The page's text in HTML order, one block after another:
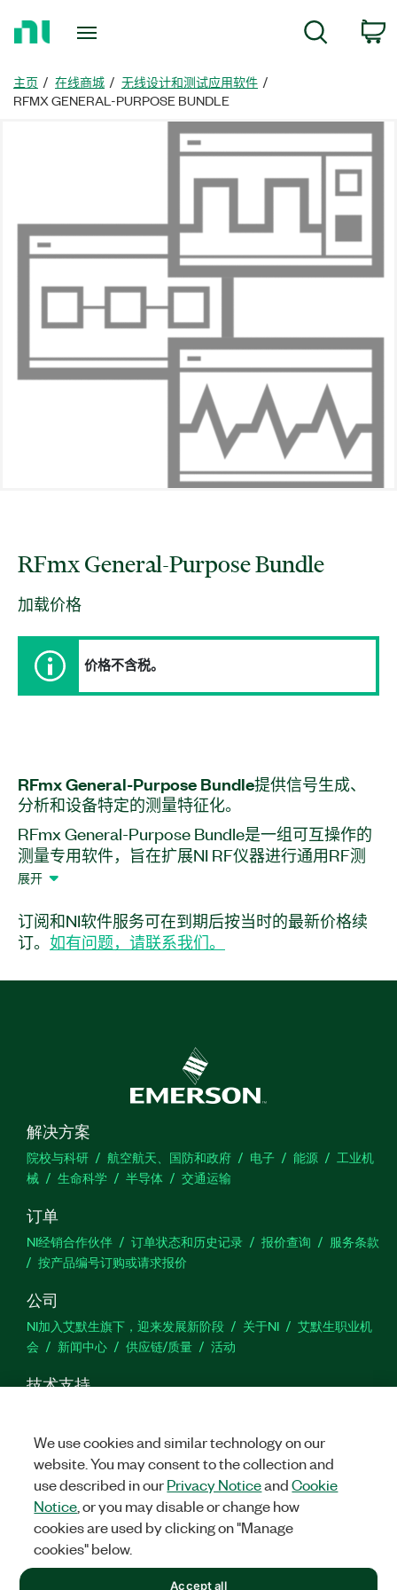
主页 在线商城
无线设计和测试应用软件
RFMX GENERAL-PURPOSE BUNDLE
RFmx General-Purpose Bundle
加载价格
价格不含税。
RFmx General-Purpose Bundle提供信号生成、
分析和设备特定的测量特征化。
RFmx General-Purpose Bundle是一组可互操作的
测量专用软件，旨在扩展NI RF仪器进行通用RF测
量的能力。通过该软件包，您可以使用模拟和数字
WaveForms。也可使用RFmx通用软件包通过交互
式软件前面板执行和调试测量。此外，还可使用
波形；并结合性能优化的API加快自动化测试的速
展开
订阅和NI软件服务可在到期后按当时的最新价格续
订。 如有问题，请联系我们。
解决方案
院校与科研 航空航天、国防和政府 电子 能源
工业机
械
生命科学 半导体 交通运输
订单
NI经销合作伙伴 订单状态和历史记录 报价查询
服务条款
按产品编号订购或请求报价
公司
NI加入艾默生旗下，迎来发展新阶段 关于NI
艾默生职业机
会
新闻中心 供应链/质量 活动
技术支持
©2026NATIONAL INSTRUMENTS CORP. 恩艾 (中国) 仪器有限公司
版权所有.沪ICP备09002359号.
We use cookies and similar technology on our
website. You may consent to the collection and
use described in ourPrivacy NoticeandCookie
Notice , or you may disable or change how
cookies are used by clicking on "Manage
cookies" below.
Accept all